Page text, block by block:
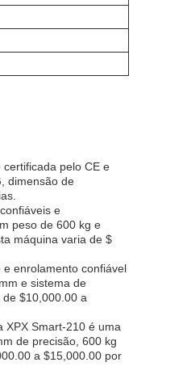
pelo CE e
dimensão de
e
peso de 600 kg e
máquina varia de $
enrolamento confiável
e sistema de
$10,000.00 a
XPX Smart-210 é uma
de precisão, 600 kg
a $15,000.00 por